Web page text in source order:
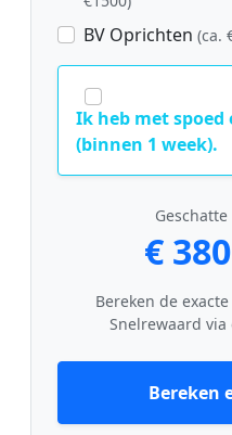
BV Oprichten (ca.
Ik heb met
(binnen 1 week).
Geschatte
€ 380
Bereken de
Snelrewaard
Bereken